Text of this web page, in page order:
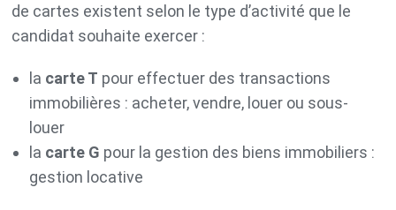
de cartes existent selon le type d’activité que le
candidat souhaite exercer :
la carte T pour effectuer des transactions
immobilières : acheter, vendre, louer ou sous-
louer
la carte G pour la gestion des biens immobiliers :
gestion locative